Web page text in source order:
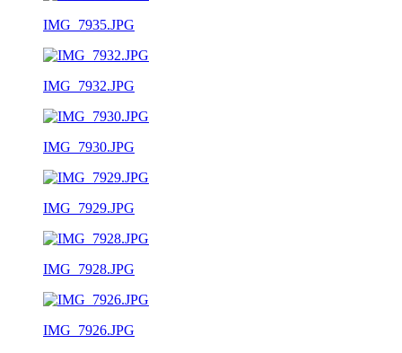
IMG_7935.JPG
IMG_7932.JPG
IMG_7930.JPG
IMG_7929.JPG
IMG_7928.JPG
IMG_7926.JPG